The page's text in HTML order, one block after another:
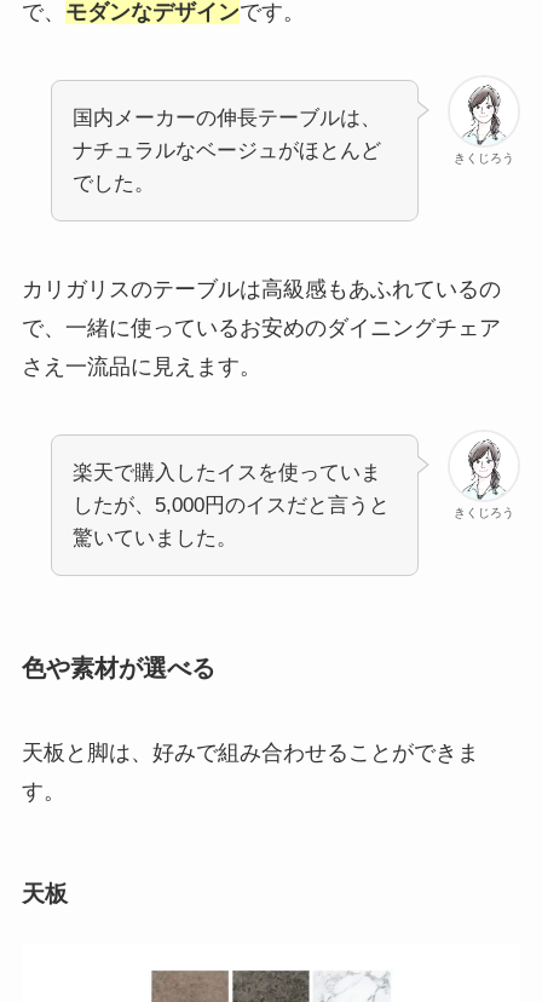
で、 モダンなデザインです。
きくじろう
国内メーカーの伸長テーブルは、
ナチュラルなベージュがほとんど
でした。
カリガリスのテーブルは高級感もあふれているの
で、一緒に使っているお安めのダイニングチェア
さえ一流品に見えます。
きくじろう
楽天で購入したイスを使っていま
したが、5,000円のイスだと言うと
驚いていました。
色や素材が選べる
天板と脚は、好みで組み合わせることができま
す。
天板